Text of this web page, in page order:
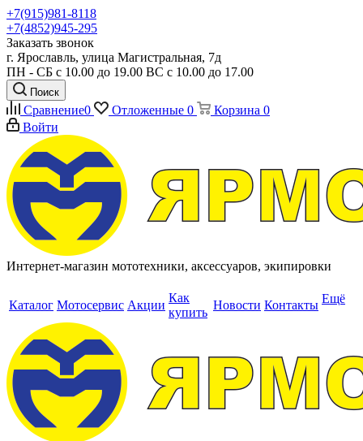
+7(915)981-8118
+7(4852)945-295
Заказать звонок
г. Ярославль, улица Магистральная, 7д
ПН - СБ с 10.00 до 19.00 ВС с 10.00 до 17.00
Поиск
Сравнение0 Отложенные 0 Корзина 0
Войти
Интернет-магазин мототехники, аксессуаров, экипировки
Каталог Мотосервис Акции
Как
купить
Новости Контакты Ещё